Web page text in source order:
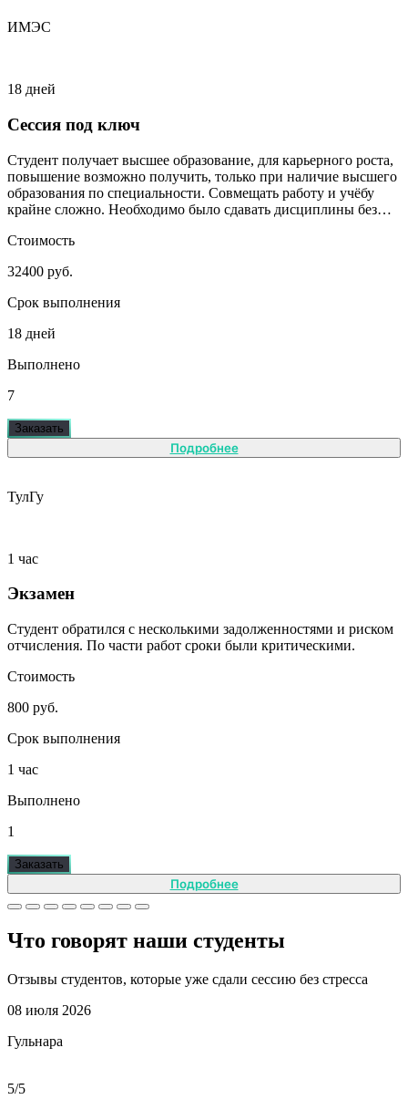
ИМЭС
18 дней
Сессия под ключ
Студент получает высшее образование, для карьерного роста,
повышение возможно получить, только при наличие высшего
образования по специальности. Совмещать работу и учёбу
крайне сложно. Необходимо было сдавать дисциплины без
Стоимость
32400 руб.
Срок выполнения
18 дней
Выполнено
7
Заказать
Подробнее
ТулГу
1 час
Экзамен
Студент обратился с несколькими задолженностями и риском
отчисления. По части работ сроки были критическими.
Стоимость
800 руб.
Срок выполнения
1 час
Выполнено
1
Заказать
Подробнее
Что говорят наши студенты
Отзывы студентов, которые уже сдали сессию без стресса
08 июля 2026
Гульнара
5/5